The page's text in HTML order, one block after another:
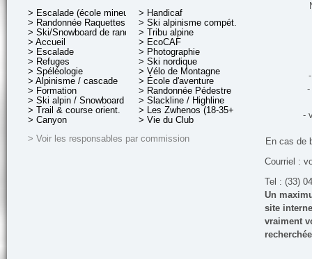
> Escalade (école mineurs)
> Randonnée Raquettes
> Ski/Snowboard de rando.
> Accueil
> Escalade
> Refuges
> Spéléologie
> Alpinisme / cascade
> Formation
> Ski alpin / Snowboard
> Trail & course orient.
> Canyon
> Handicaf
> Ski alpinisme compét.
> Tribu alpine
> EcoCAF
> Photographie
> Ski nordique
> Vélo de Montagne
> École d'aventure
> Randonnée Pédestre
> Slackline / Highline
> Les Zwhenos (18-35+ ans)
> Vie du Club
> Voir les responsables par commission
-
-
En cas de
Courriel :
Tel : (33)
Un
site
vraiment